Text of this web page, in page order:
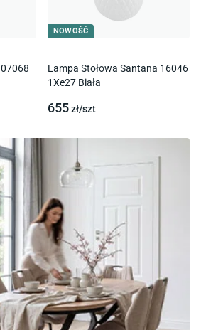
NOWOŚĆ
Lampa Stołowa Santana 16046
1Xe27 Biała
655zł/szt